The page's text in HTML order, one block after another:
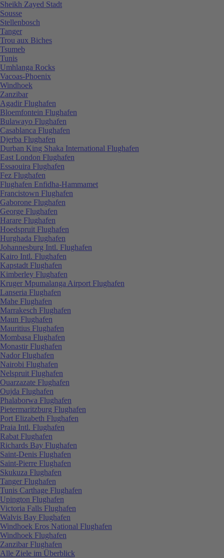
Sheikh Zayed Stadt
Sousse
Stellenbosch
Tanger
Trou aux Biches
Tsumeb
Tunis
Umhlanga Rocks
Vacoas-Phoenix
Windhoek
Zanzibar
Agadir Flughafen
Bloemfontein Flughafen
Bulawayo Flughafen
Casablanca Flughafen
Djerba Flughafen
Durban King Shaka International Flughafen
East London Flughafen
Essaouira Flughafen
Fez Flughafen
Flughafen Enfidha-Hammamet
Francistown Flughafen
Gaborone Flughafen
George Flughafen
Harare Flughafen
Hoedspruit Flughafen
Hurghada Flughafen
Johannesburg Intl. Flughafen
Kairo Intl. Flughafen
Kapstadt Flughafen
Kimberley Flughafen
Kruger Mpumalanga Airport Flughafen
Lanseria Flughafen
Mahe Flughafen
Marrakesch Flughafen
Maun Flughafen
Mauritius Flughafen
Mombasa Flughafen
Monastir Flughafen
Nador Flughafen
Nairobi Flughafen
Nelspruit Flughafen
Ouarzazate Flughafen
Oujda Flughafen
Phalaborwa Flughafen
Pietermaritzburg Flughafen
Port Elizabeth Flughafen
Praia Intl. Flughafen
Rabat Flughafen
Richards Bay Flughafen
Saint-Denis Flughafen
Saint-Pierre Flughafen
Skukuza Flughafen
Tanger Flughafen
Tunis Carthage Flughafen
Upington Flughafen
Victoria Falls Flughafen
Walvis Bay Flughafen
Windhoek Eros National Flughafen
Windhoek Flughafen
Zanzibar Flughafen
Alle Ziele im Überblick